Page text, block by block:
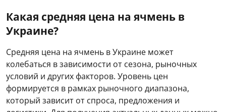
Какая средняя цена на ячмень в
Украине?
Средняя цена на ячмень в Украине может
колебаться в зависимости от сезона, рыночных
условий и других факторов. Уровень цен
формируется в рамках рыночного диапазона,
который зависит от спроса, предложения и